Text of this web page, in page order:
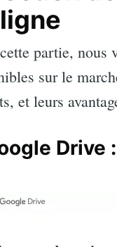
partie, nous
sur le
et leurs